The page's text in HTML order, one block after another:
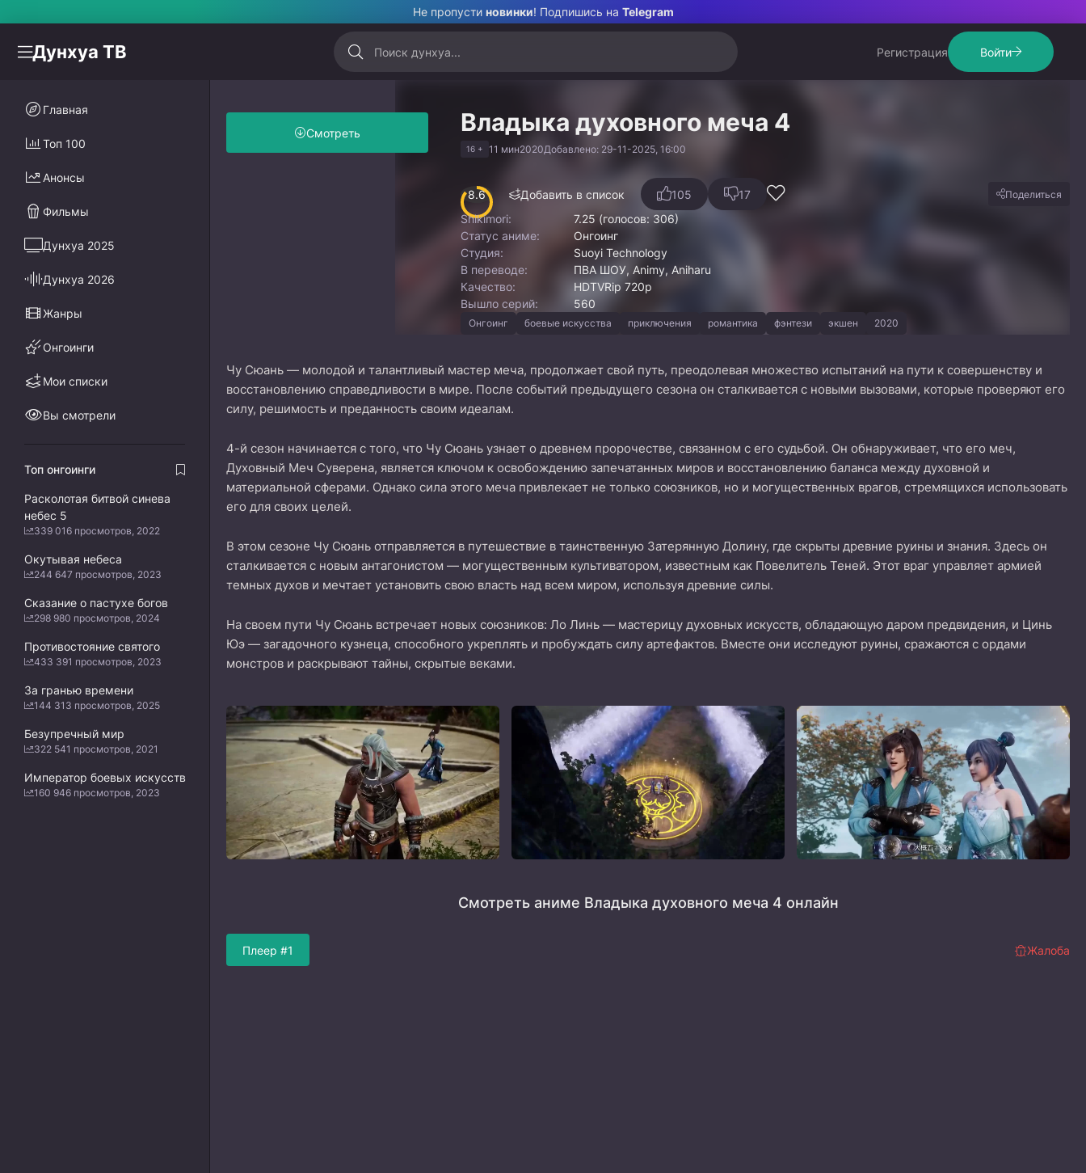
Не пропусти новинки! Подпишись на Telegram
Дунхуа ТВ Регистрация Войти
Владыка духовного меча 4
16 + 11 мин2020Добавлено: 29-11-2025, 16:00
Смотреть
8.6 Добавить в список 105 17 Поделиться
Shikimori:
7.25 (голосов: 306)
Статус аниме:
Онгоинг
Студия:
Suoyi Technology
В переводе:
ПВА ШОУ, Animy, Aniharu
Качество:
HDTVRip 720p
Вышло серий:
560
Онгоинг боевые искусства приключения романтика фэнтези экшен 2020
Чу Сюань — молодой и талантливый мастер меча, продолжает свой путь, преодолевая множество испытаний на пути к совершенству и
восстановлению справедливости в мире. После событий предыдущего сезона он сталкивается с новыми вызовами, которые проверяют его
силу, решимость и преданность своим идеалам.
4-й сезон начинается с того, что Чу Сюань узнает о древнем пророчестве, связанном с его судьбой. Он обнаруживает, что его меч,
Духовный Меч Суверена, является ключом к освобождению запечатанных миров и восстановлению баланса между духовной и
материальной сферами. Однако сила этого меча привлекает не только союзников, но и могущественных врагов, стремящихся использовать
его для своих целей.
В этом сезоне Чу Сюань отправляется в путешествие в таинственную Затерянную Долину, где скрыты древние руины и знания. Здесь он
сталкивается с новым антагонистом — могущественным культиватором, известным как Повелитель Теней. Этот враг управляет армией
темных духов и мечтает установить свою власть над всем миром, используя древние силы.
На своем пути Чу Сюань встречает новых союзников: Ло Линь — мастерицу духовных искусств, обладающую даром предвидения, и Цинь
Юэ — загадочного кузнеца, способного укреплять и пробуждать силу артефактов. Вместе они исследуют руины, сражаются с ордами
монстров и раскрывают тайны, скрытые веками.
Смотреть аниме Владыка духовного меча 4 онлайн
Плеер #1 Жалоба
Главная
Топ 100
Анонсы
Фильмы
Дунхуа 2025
Дунхуа 2026
Жанры
Онгоинги
Мои списки
Вы смотрели
Топ онгоинги
Расколотая битвой синева
небес 5
339 016 просмотров, 2022
Окутывая небеса
244 647 просмотров, 2023
Сказание о пастухе богов
298 980 просмотров, 2024
Противостояние святого
433 391 просмотров, 2023
За гранью времени
144 313 просмотров, 2025
Безупречный мир
322 541 просмотров, 2021
Император боевых искусств
160 946 просмотров, 2023